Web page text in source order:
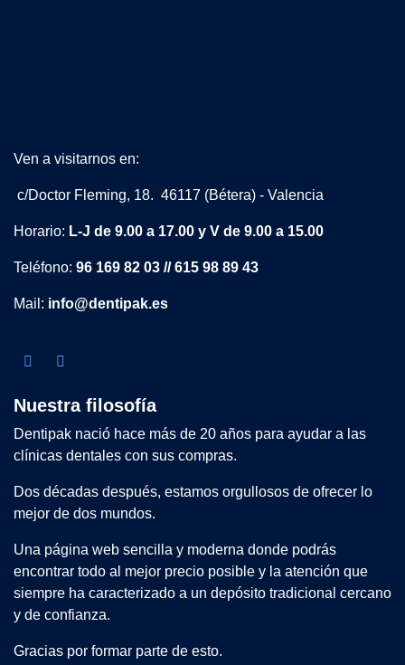
Ven a visitarnos en:
c/Doctor Fleming, 18. 46117 (Bétera) - Valencia
Horario: L-J de 9.00 a 17.00 y V de 9.00 a 15.00
Teléfono: 96 169 82 03 // 615 98 89 43
Mail: info@dentipak.es
Nuestra filosofía
Dentipak nació hace más de 20 años para ayudar a las
clínicas dentales con sus compras.
Dos décadas después, estamos orgullosos de ofrecer lo
mejor de dos mundos.
Una página web sencilla y moderna donde podrás
encontrar todo al mejor precio posible y la atención que
siempre ha caracterizado a un depósito tradicional cercano
y de confianza.
Gracias por formar parte de esto.